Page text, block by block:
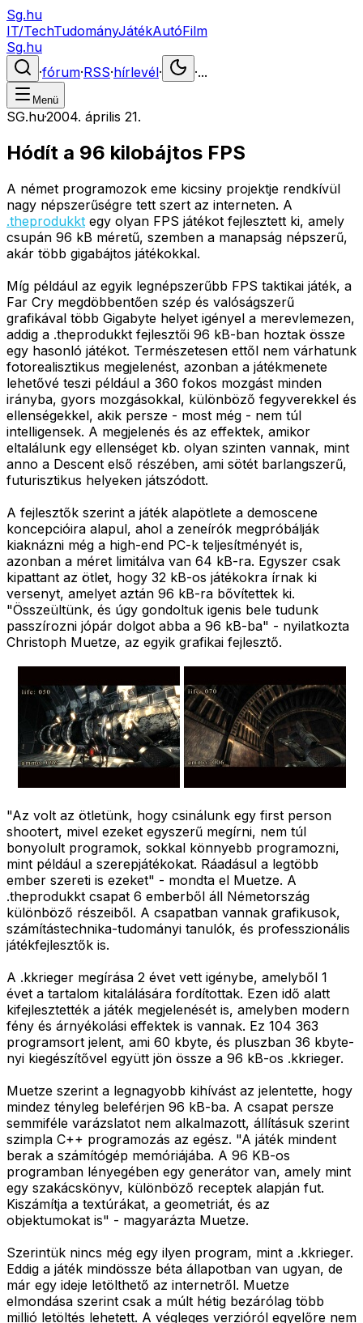
Sg.hu
IT/TechTudományJátékAutóFilm
Sg.hu
·fórum·RSS·hírlevél· ·...
Menü
SG.hu·2004. április 21.
Hódít a 96 kilobájtos FPS
A német programozok eme kicsiny projektje rendkívül
nagy népszerűségre tett szert az interneten. A
.theprodukkt egy olyan FPS játékot fejlesztett ki, amely
csupán 96 kB méretű, szemben a manapság népszerű,
akár több gigabájtos játékokkal.
Míg például az egyik legnépszerűbb FPS taktikai játék, a
Far Cry megdöbbentően szép és valóságszerű
grafikával több Gigabyte helyet igényel a merevlemezen,
addig a .theprodukkt fejlesztői 96 kB-ban hoztak össze
egy hasonló játékot. Természetesen ettől nem várhatunk
fotorealisztikus megjelenést, azonban a játékmenete
lehetővé teszi például a 360 fokos mozgást minden
irányba, gyors mozgásokkal, különböző fegyverekkel és
ellenségekkel, akik persze - most még - nem túl
intelligensek. A megjelenés és az effektek, amikor
eltalálunk egy ellenséget kb. olyan szinten vannak, mint
anno a Descent első részében, ami sötét barlangszerű,
futurisztikus helyeken játszódott.
A fejlesztők szerint a játék alapötlete a demoscene
koncepcióira alapul, ahol a zeneírók megpróbálják
kiaknázni még a high-end PC-k teljesítményét is,
azonban a méret limitálva van 64 kB-ra. Egyszer csak
kipattant az ötlet, hogy 32 kB-os játékokra írnak ki
versenyt, amelyet aztán 96 kB-ra bővítettek ki.
"Összeültünk, és úgy gondoltuk igenis bele tudunk
passzírozni jópár dolgot abba a 96 kB-ba" - nyilatkozta
Christoph Muetze, az egyik grafikai fejlesztő.
"Az volt az ötletünk, hogy csinálunk egy first person
shootert, mivel ezeket egyszerű megírni, nem túl
bonyolult programok, sokkal könnyebb programozni,
mint például a szerepjátékokat. Ráadásul a legtöbb
ember szereti is ezeket" - mondta el Muetze. A
.theprodukkt csapat 6 emberből áll Németország
különböző részeiből. A csapatban vannak grafikusok,
számítástechnika-tudományi tanulók, és professzionális
játékfejlesztők is.
A .kkrieger megírása 2 évet vett igénybe, amelyből 1
évet a tartalom kitalálására fordítottak. Ezen idő alatt
kifejlesztették a játék megjelenését is, amelyben modern
fény és árnyékolási effektek is vannak. Ez 104 363
programsort jelent, ami 60 kbyte, és pluszban 36 kbyte-
nyi kiegészítővel együtt jön össze a 96 kB-os .kkrieger.
Muetze szerint a legnagyobb kihívást az jelentette, hogy
mindez tényleg beleférjen 96 kB-ba. A csapat persze
semmiféle varázslatot nem alkalmazott, állításuk szerint
szimpla C++ programozás az egész. "A játék mindent
berak a számítógép memóriájába. A 96 KB-os
programban lényegében egy generátor van, amely mint
egy szakácskönyv, különböző receptek alapján fut.
Kiszámítja a textúrákat, a geometriát, és az
objektumokat is" - magyarázta Muetze.
Szerintük nincs még egy ilyen program, mint a .kkrieger.
Eddig a játék mindössze béta állapotban van ugyan, de
már egy ideje letölthető az internetről. Muetze
elmondása szerint csak a múlt hétig bezárólag több
millió letöltés lehetett. A végleges verzióról egyelőre nem